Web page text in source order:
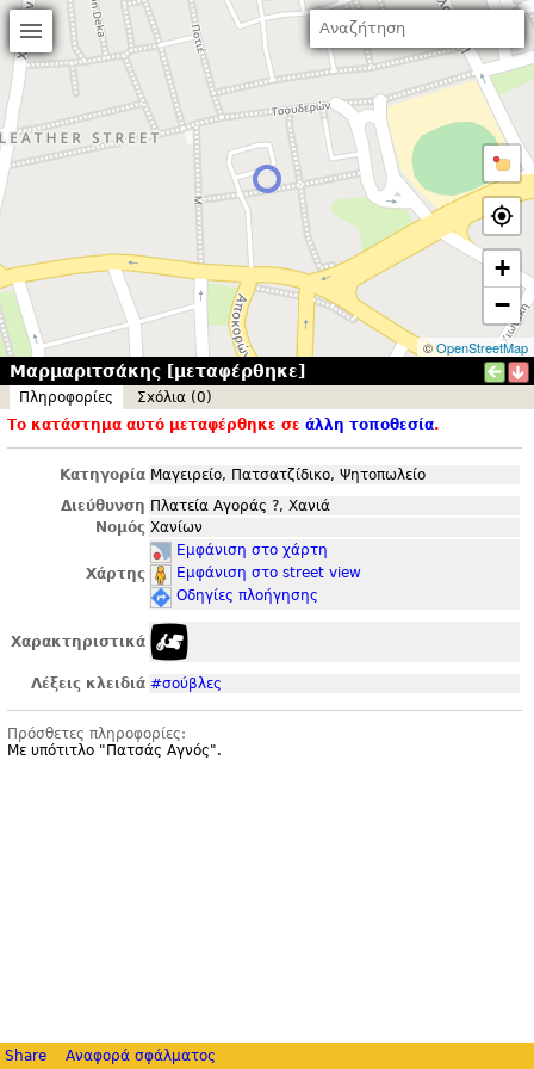
+
−
©OpenStreetMap
Μαρμαριτσάκης [μεταφέρθηκε]
Πληροφορίες
Σxόλια (0)
Το κατάστημα αυτό μεταφέρθηκε σε άλλη τοποθεσία.
Κατηγορία Μαγειρείο, Πατσατζίδικο, Ψητοπωλείο
Διεύθυνση Πλατεία Αγοράς ?, Χανιά
Νομός Χανίων
Χάρτης
Εμφάνιση στο χάρτη
Εμφάνιση στο street view
Οδηγίες πλοήγησης
Χαρακτηριστικά
Λέξεις κλειδιά #σούβλες
Πρόσθετες πληροφορίες:
Με υπότιτλο " Πατσάς Αγνός".
Share Αναφορά σφάλματος